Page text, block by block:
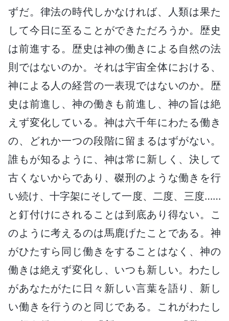
ずだ。律法の時代しかなければ、人類は果た
して今日に至ることができただろうか。歴史
は前進する。歴史は神の働きによる自然の法
則ではないのか。それは宇宙全体における、
神による人の経営の一表現ではないのか。歴
史は前進し、神の働きも前進し、神の旨は絶
えず変化している。神は六千年にわたる働き
の、どれか一つの段階に留まるはずがない。
誰もが知るように、神は常に新しく、決して
古くないからであり、磔刑のような働きを行
い続け、十字架にそして一度、二度、三度……
と釘付けにされることは到底あり得ない。こ
のように考えるのは馬鹿げたことである。神
がひたすら同じ働きをすることはなく、神の
働きは絶えず変化し、いつも新しい。わたし
があなたがたに日々新しい言葉を語り、新し
い働きを行うのと同じである。これがわたし